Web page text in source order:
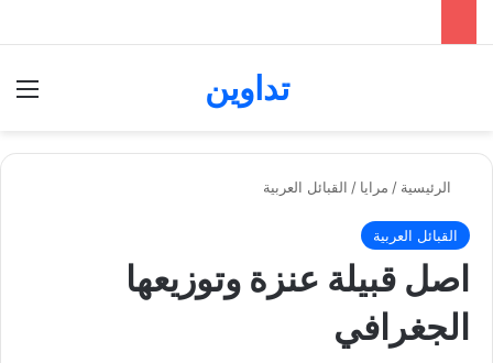
تداوين
الرئيسية / مرايا / القبائل العربية
القبائل العربية
اصل قبيلة عنزة وتوزيعها
الجغرافي